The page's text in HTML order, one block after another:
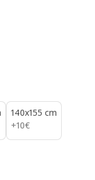
140x155 cm
+10€
10€